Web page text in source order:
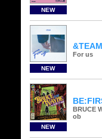
NEW
NEW
&TEAM
For us
NEW
BRUCE
ob